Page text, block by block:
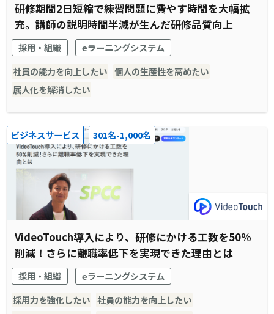
研修期間2日短縮で練習問題に費やす時間を大幅拡
充。講師の説明時間半減が生んだ研修品質向上
採用・組織
eラーニングシステム
社員の能力を向上したい 個人の生産性を高めたい
属人化を解消したい
ビジネスサービス 301名-1,000名
VideoTouch導入により、研修にかける工数を50%
削減！さらに離職率低下を実現できた理由とは
採用・組織
eラーニングシステム
採用力を強化したい 社員の能力を向上したい